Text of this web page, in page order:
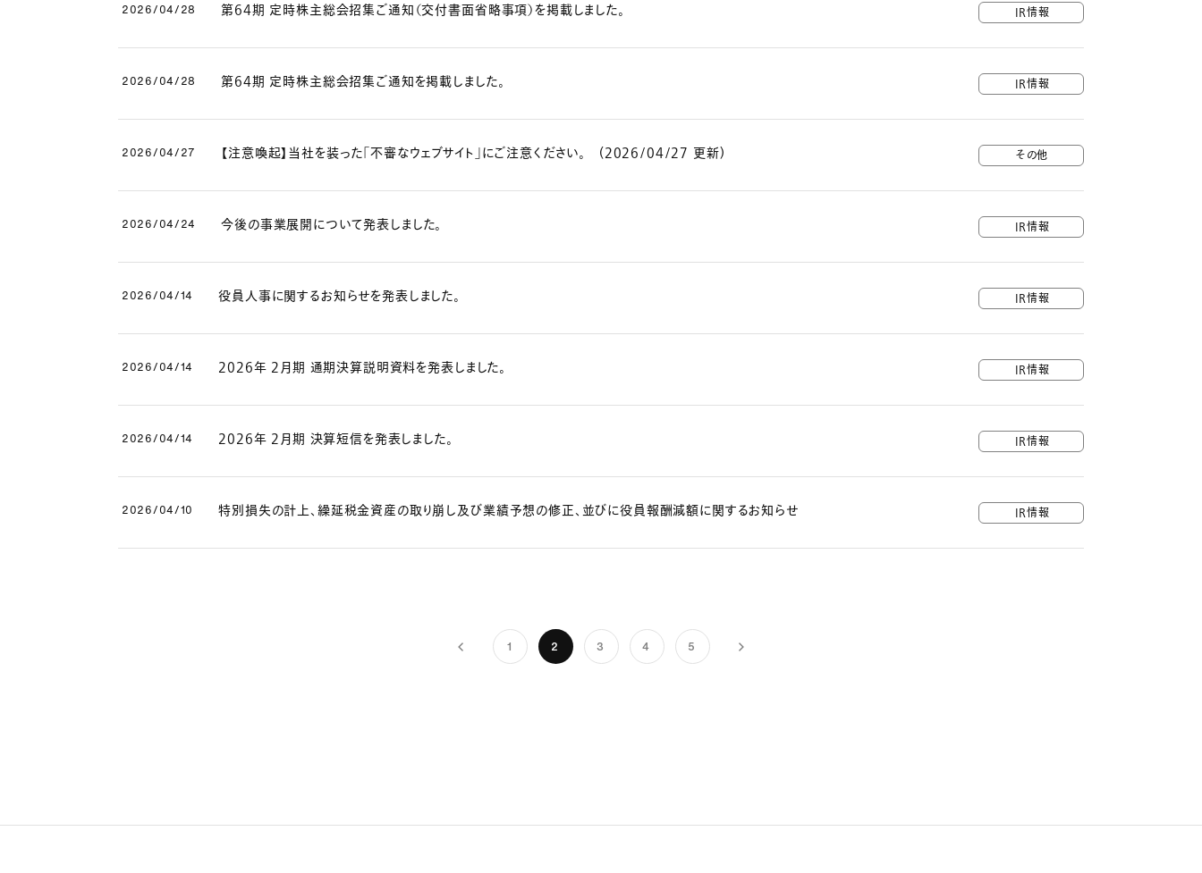
2026/04/28 第64期 定時株主総会招集ご通知（交付書面省略事項）を掲載しました。 IR情報
2026/04/28 第64期 定時株主総会招集ご通知を掲載しました。 IR情報
2026/04/27 【注意喚起】当社を装った「不審なウェブサイト」にご注意ください。 (2026/04/27 更新) その他
2026/04/24 今後の事業展開について発表しました。 IR情報
2026/04/14 役員人事に関するお知らせを発表しました。 IR情報
2026/04/14 2026年 2月期 通期決算説明資料を発表しました。 IR情報
2026/04/14 2026年 2月期 決算短信を発表しました。 IR情報
2026/04/10 特別損失の計上、繰延税金資産の取り崩し及び業績予想の修正、並びに役員報酬減額に関するお知らせ IR情報
1 2 3 4 5